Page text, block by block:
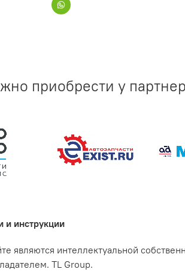
приобрести у
и инструкции
являются интеллектуальной
TL Group.